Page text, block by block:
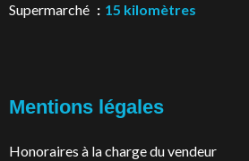
Supermarché
15 kilomètres
Mentions légales
Honoraires à la charge du vendeur